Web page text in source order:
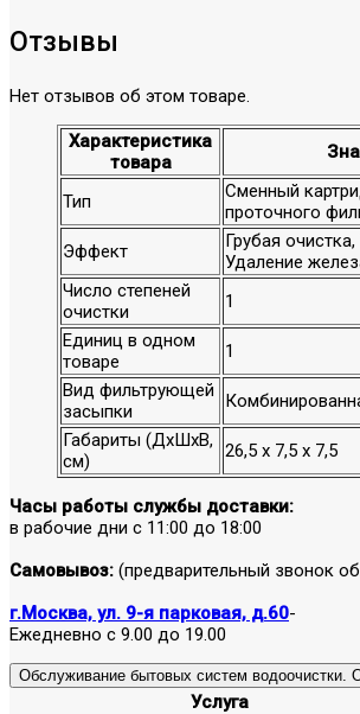
Отзывы
Нет отзывов об этом товаре.
Характеристика
товара
Тип
Сменный
проточного
Эффект
Грубая
Удаление
Число степеней
очистки
1
Единиц в одном
товаре
1
Вид фильтрующей
засыпки
Габариты (ДхШхВ,
см)
26,5 х 7,5 х 7,5
Часы работы службы доставки:
в рабочие дни с 11:00 до 18:00
Самовывоз: (предварительный звонок
г.Москва, ул. 9-я парковая, д.60-
Ежедневно с 9.00 до 19.00
Обслуживание бытовых систем водоочистки.
Услуга